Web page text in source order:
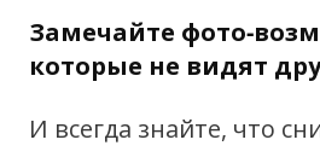
Замечайте фото-
которые не видят
И всегда знайте, что